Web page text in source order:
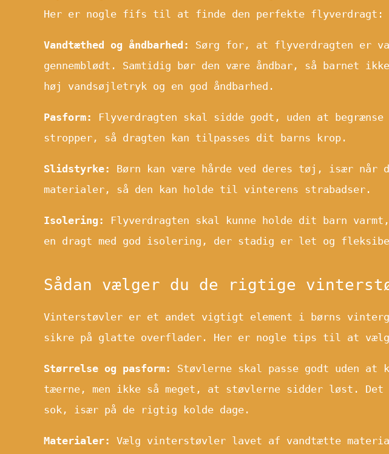
Her er nogle fifs til at finde den perfekte flyverdragt:
Vandtæthed og åndbarhed:
Sørg for, at flyverdragten er
gennemblødt. Samtidig bør den være åndbar, så barnet
høj vandsøjletryk og en god åndbarhed.
Pasform:
Flyverdragten skal sidde godt, uden at
stropper, så dragten kan tilpasses dit barns krop.
Slidstyrke:
Børn kan være hårde ved deres tøj, især
materialer, så den kan holde til vinterens strabadser.
Isolering:
Flyverdragten skal kunne holde dit barn
en dragt med god isolering, der stadig er let og
Sådan vælger du de rigtige
Vinterstøvler er et andet vigtigt element i børns
sikre på glatte overflader. Her er nogle tips til at
Størrelse og pasform:
Støvlerne skal passe godt uden
tæerne, men ikke så meget, at støvlerne sidder løst.
sok, især på de rigtig kolde dage.
Materialer:
Vælg vinterstøvler lavet af vandtætte